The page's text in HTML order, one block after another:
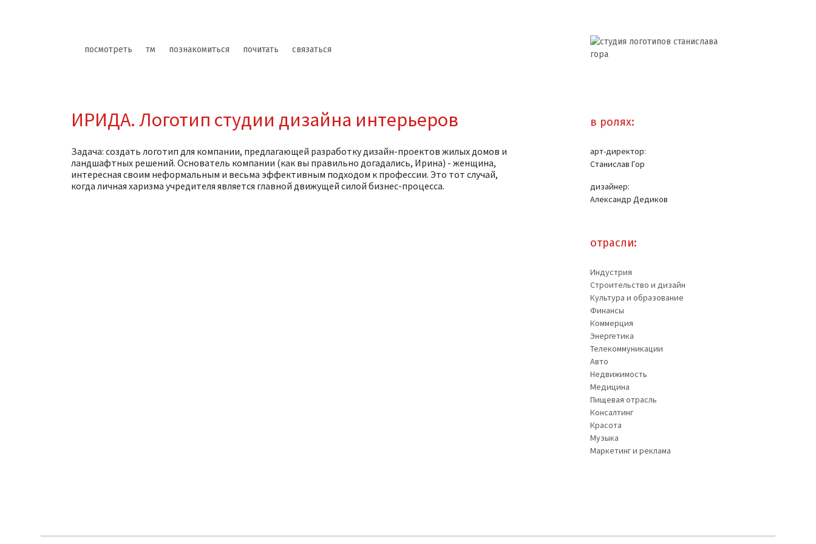
посмотреть тм познакомиться почитать связаться
ИРИДА. Логотип студии дизайна интерьеров
Задача: создать логотип для компании, предлагающей разработку дизайн-проектов жилых домов и
ландшафтных решений. Основатель компании (как вы правильно догадались, Ирина) - женщина,
интересная своим неформальным и весьма эффективным подходом к профессии. Это тот случай,
когда личная харизма учредителя является главной движущей силой бизнес-процесса.
в ролях:
арт-директор:
Станислав Гор
дизайнер:
Александр Дедиков
отрасли:
Индустрия
Строительство и дизайн
Культура и образование
Финансы
Коммерция
Энергетика
Телекоммуникации
Авто
Недвижимость
Медицина
Пищевая отрасль
Консалтинг
Красота
Музыка
Маркетинг и реклама